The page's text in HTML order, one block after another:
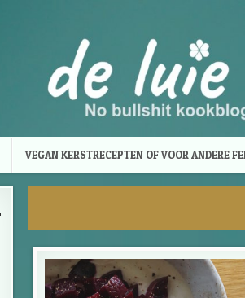
VEGAN KERSTRECEPTEN OF VOOR ANDERE